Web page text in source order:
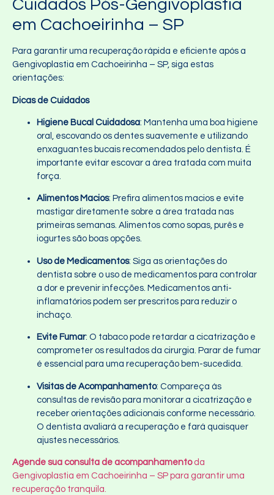
Cuidados Pós-Gengivoplastia
em Cachoeirinha – SP
Para garantir uma recuperação rápida e eficiente após a
Gengivoplastia em Cachoeirinha – SP, siga estas
orientações:
Dicas de Cuidados
Higiene Bucal Cuidadosa: Mantenha uma boa higiene
oral, escovando os dentes suavemente e utilizando
enxaguantes bucais recomendados pelo dentista. É
importante evitar escovar a área tratada com muita
força.
Alimentos Macios: Prefira alimentos macios e evite
mastigar diretamente sobre a área tratada nas
primeiras semanas. Alimentos como sopas, purês e
iogurtes são boas opções.
Uso de Medicamentos: Siga as orientações do
dentista sobre o uso de medicamentos para controlar
a dor e prevenir infecções. Medicamentos anti-
inflamatórios podem ser prescritos para reduzir o
inchaço.
Evite Fumar: O tabaco pode retardar a cicatrização e
comprometer os resultados da cirurgia. Parar de fumar
é essencial para uma recuperação bem-sucedida.
Visitas de Acompanhamento: Compareça às
consultas de revisão para monitorar a cicatrização e
receber orientações adicionais conforme necessário.
O dentista avaliará a recuperação e fará quaisquer
ajustes necessários.
Agende sua consulta de acompanhamentoda
Gengivoplastia em Cachoeirinha – SP para garantir uma
recuperação tranquila.